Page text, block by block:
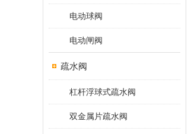
电动球阀
电动闸阀
疏水阀
杠杆浮球式疏水阀
双金属片疏水阀